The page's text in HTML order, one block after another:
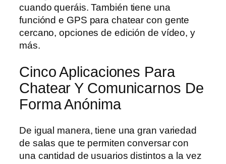
cuando queráis. También tiene una
funciónd e GPS para chatear con gente
cercano, opciones de edición de vídeo, y
más.
Cinco Aplicaciones Para
Chatear Y Comunicarnos De
Forma Anónima
De igual manera, tiene una gran variedad
de salas que te permiten conversar con
una cantidad de usuarios distintos a la vez